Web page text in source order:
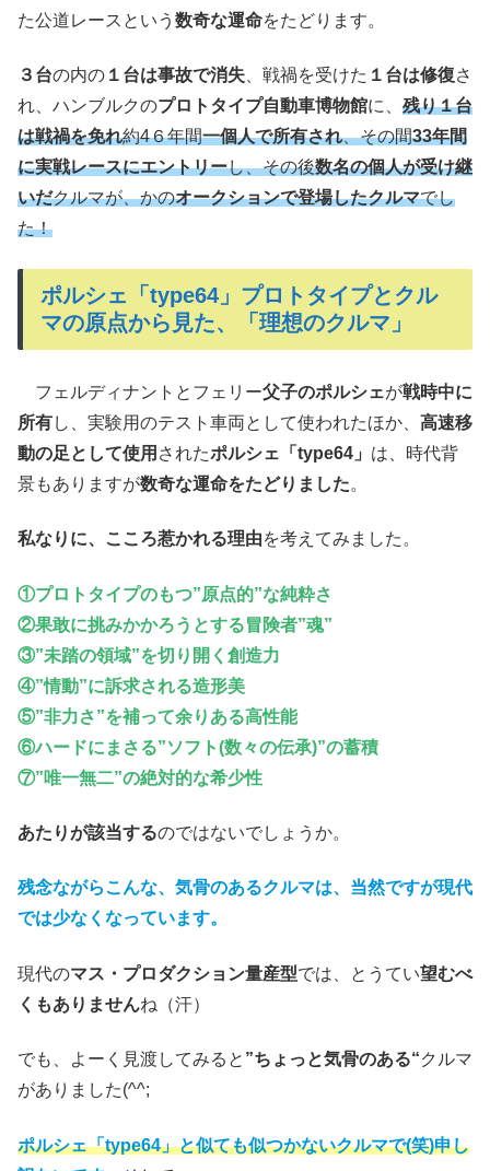
た公道レースという 数奇な運命をたどります。
３台の内の １台は事故で消失 、戦禍を受けた １台は修復さ
れ、ハンブルクのプロトタイプ自動車博物館に、 残り１台
は戦禍を免れ約4６年間一個人で所有され、その間33年間
に実戦レースにエントリーし、その後数名の個人が受け継
いだクルマが、かのオークションで登場したクルマでし
た！
ポルシェ「type64」プロトタイプとクル
マの原点から見た、「理想のクルマ」
フェルディナントとフェリー父子のポルシェが戦時中に
所有し、実験用のテスト車両として使われたほか、 高速移
動の足として使用 されたポルシェ「type64」 は、時代背
景もありますが数奇な運命をたどりました。
私なりに、こころ惹かれる理由を考えてみました。
①プロトタイプのもつ”原点的”な純粋さ
②果敢に挑みかかろうとする冒険者”魂”
③”未踏の領域”を切り開く創造力
④”情動”に訴求される造形美
⑤”非力さ”を補って余りある高性能
⑥ハードにまさる”ソフト(数々の伝承)”の蓄積
⑦”唯一無二”の絶対的な希少性
あたりが該当するのではないでしょうか。
残念ながらこんな、気骨のあるクルマは、当然ですが現代
では少なくなっています。
現代のマス・プロダクション量産型では、とうてい望むべ
くもありませんね（汗）
でも、よーく見渡してみると ”ちょっと気骨のある“クルマ
がありました(^^;
ポルシェ「type64」と似ても似つかないクルマで(笑)申し